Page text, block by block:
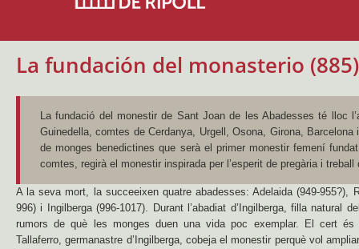
La fundación del monasterio (885)
La fundació del monestir de Sant Joan de les Abadesses té lloc
Guinedella, comtes de Cerdanya, Urgell, Osona, Girona,
de monges benedictines que serà el primer monestir femení
comtes, regirà el monestir inspirada per l’esperit de pregària i
A la seva mort, la succeeixen quatre abadesses: Adelaida (949-955?),
996) i Ingilberga (996-1017). Durant l’abadiat d’Ingilberga, filla natural
rumors de què les monges duen una vida poc exemplar. El cert
Tallaferro, germanastre d’Ingilberga, cobeja el monestir perquè vol